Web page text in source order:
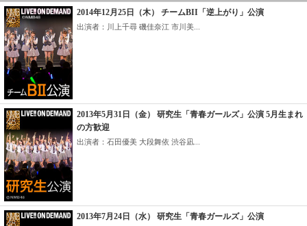
2014年12月25日（木） チームBII「逆上がり」公演
出演者：川上千尋 磯佳奈江 市川美...
2013年5月31日（金） 研究生「青春ガールズ」公演 5月生まれ
の方歓迎
出演者：石田優美 大段舞依 渋谷凪...
2013年7月24日（水） 研究生「青春ガールズ」公演